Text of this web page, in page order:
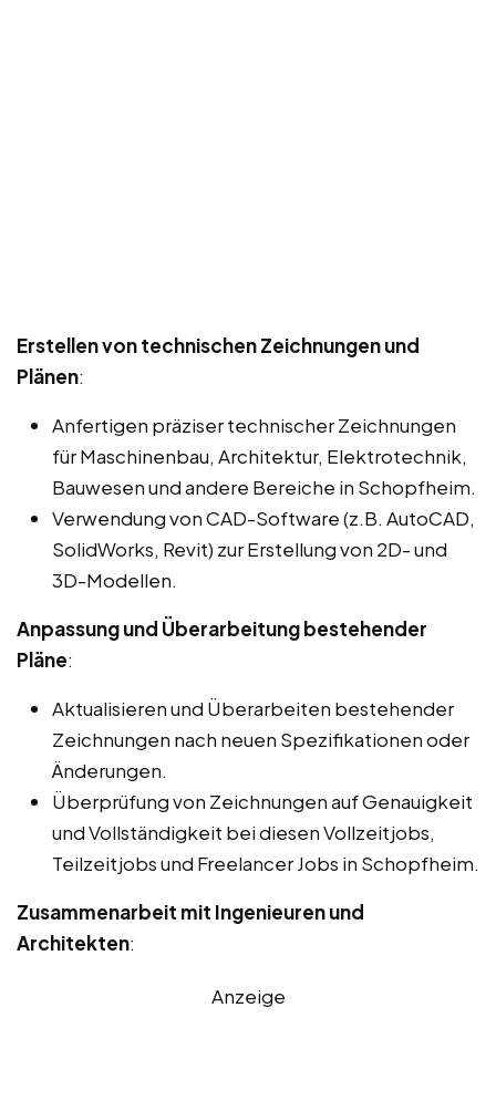
Erstellen von technischen Zeichnungen und
Plänen:
Anfertigen präziser technischer Zeichnungen
für Maschinenbau, Architektur, Elektrotechnik,
Bauwesen und andere Bereiche in Schopfheim.
Verwendung von CAD-Software (z.B. AutoCAD,
SolidWorks, Revit) zur Erstellung von 2D- und
3D-Modellen.
Anpassung und Überarbeitung bestehender
Pläne:
Aktualisieren und Überarbeiten bestehender
Zeichnungen nach neuen Spezifikationen oder
Änderungen.
Überprüfung von Zeichnungen auf Genauigkeit
und Vollständigkeit bei diesen Vollzeitjobs,
Teilzeitjobs und Freelancer Jobs in Schopfheim.
Zusammenarbeit mit Ingenieuren und
Architekten:
Anzeige